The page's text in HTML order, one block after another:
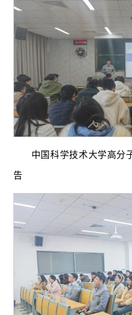
中国科学技术大学高分
告